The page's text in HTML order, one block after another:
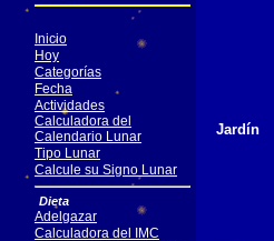
Jardín
Inicio
Hoy
Categorías
Fecha
Actividades
Calculadora del
Calendario Lunar
Tipo Lunar
Calcule su Signo Lunar
Dieta
Adelgazar
Calculadora del IMC